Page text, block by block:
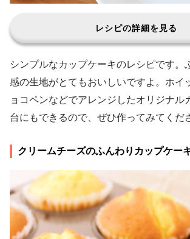
レシピの詳細を見る
シンプルなカップケーキのレシピです。
感の生地がとてもおいしいですよ。ホイ
ョコペンなどでアレンジしたオリジナル
台にもできるので、ぜひ作ってみてくだ
クリームチーズのふんわりカップケー